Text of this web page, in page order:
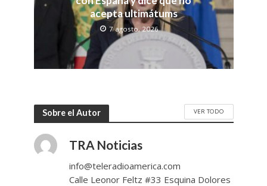
acepta ultimátums
7 agosto, 2026
Sobre el Autor VER TODO
TRA Noticias
info@teleradioamerica.com
Calle Leonor Feltz #33 Esquina Dolores